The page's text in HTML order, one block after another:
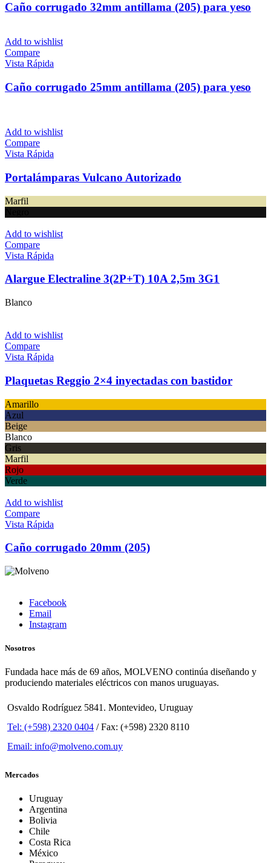
Caño corrugado 32mm antillama (205) para yeso
Add to wishlist
Compare
Vista Rápida
Caño corrugado 25mm antillama (205) para yeso
Add to wishlist
Compare
Vista Rápida
Portalámparas Vulcano Autorizado
Marfil
Add to wishlist
Compare
Vista Rápida
Alargue Electraline 3(2P+T) 10A 2,5m 3G1
Blanco
Add to wishlist
Compare
Vista Rápida
Plaquetas Reggio 2×4 inyectadas con bastidor
Amarillo
Azul
Beige
Blanco
Gris
Marfil
Rojo
Verde
Add to wishlist
Compare
Vista Rápida
Caño corrugado 20mm (205)
Facebook
Email
Instagram
Nosotros
Fundada hace más de 69 años, MOLVENO continúa diseñando y
produciendo materiales eléctricos con manos uruguayas.
Osvaldo Rodríguez 5841. Montevideo, Uruguay
Tel: (+598) 2320 0404 / Fax: (+598) 2320 8110
Email: info@molveno.com.uy
Mercados
Uruguay
Argentina
Bolivia
Chile
Costa Rica
México